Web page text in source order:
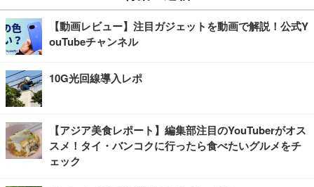
【動画レビュー】注目ガジェットを動画で解説！公式Y
ouTubeチャンネル
10G光回線導入レポ
【アジア美食レポート】編集部注目のYouTuberがオス
スメ！タイ・バンコクに行ったら食べたいグルメをチ
ェック